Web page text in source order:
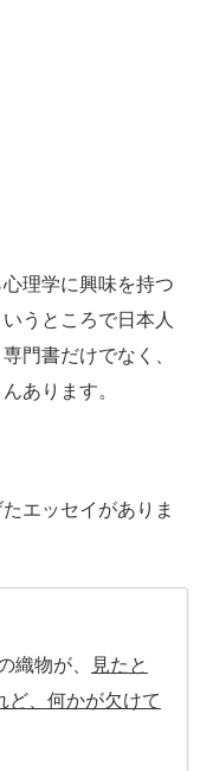
理学に興味を持つ
うところで日本人
門書だけでなく、
あります。
エッセイがありま
織物が、
見たと
ど、何かが欠けて